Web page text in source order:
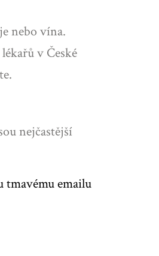
nebo vína.
v České
nejčastější
tmavému emailu